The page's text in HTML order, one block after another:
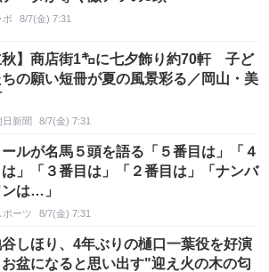
ボ 8/7(金) 7:31
秋】商店街1㌔に七夕飾り約70軒 子ど
ちの願い短冊が夏の風景彩る／岡山・美
日新聞 8/7(金) 7:31
ルが名馬５頭を語る「５番目は」「４
」「３番目は」「２番目は」「ナンバ
は…」
ポーツ 8/7(金) 7:31
しほり、4年ぶりの樋口一葉役を好演
盆になると思い出す"迎え火の木の匂